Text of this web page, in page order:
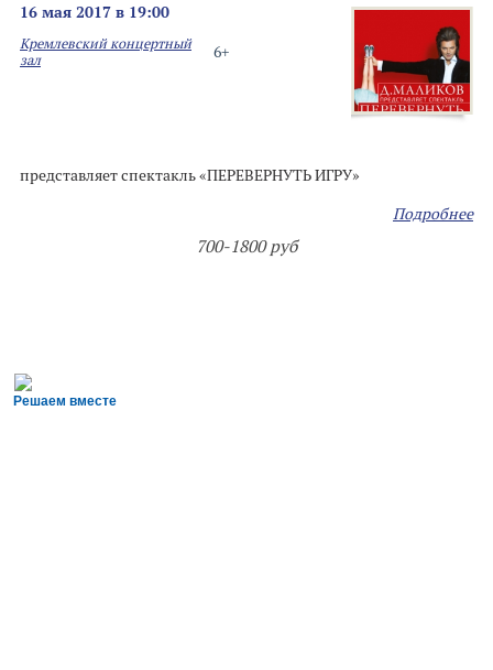
16 мая 2017 в 19:00
6+
Кремлевский концертный
зал
представляет спектакль «ПЕРЕВЕРНУТЬ ИГРУ»
Подробнее
700-1800 руб
Решаем вместе